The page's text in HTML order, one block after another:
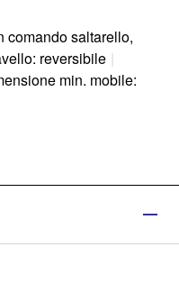
comando saltarello,
reversibile |
min. mobile: